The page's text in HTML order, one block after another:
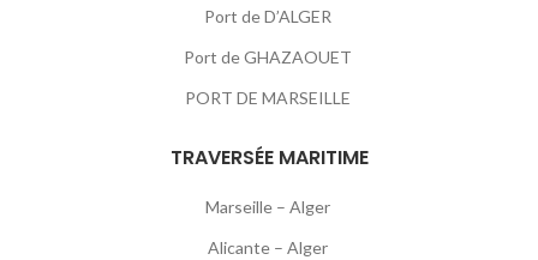
Port de D’ALGER
Port de GHAZAOUET
PORT DE MARSEILLE
TRAVERSÉE MARITIME
Marseille – Alger
Alicante – Alger